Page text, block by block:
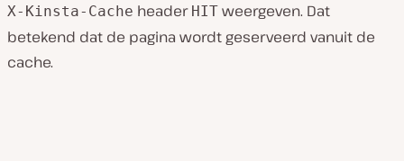
X-Kinsta-Cache header HIT weergeven. Dat
betekend dat de pagina wordt geserveerd vanuit de
cache.